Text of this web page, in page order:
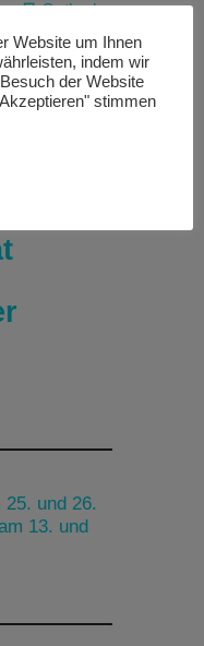
for
Outlook
und 26.
13. und
Website um Ihnen
indem wir
der Website
stimmen